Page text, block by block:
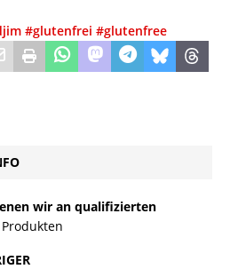
#glutenfrei #glutenfree
wir an qualifizierten